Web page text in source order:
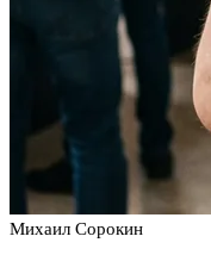
Михаил Сорокин